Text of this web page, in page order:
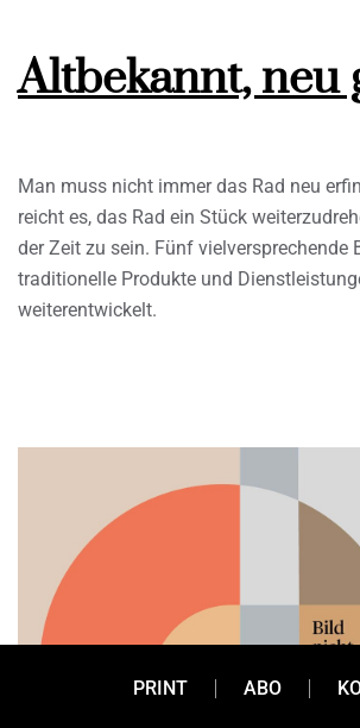
Altbekannt, neu
Man muss nicht immer das Rad neu
reicht es, das Rad ein Stück
der Zeit zu sein. Fünf vielversprechende
traditionelle Produkte und
weiterentwickelt.
PRINT ABO